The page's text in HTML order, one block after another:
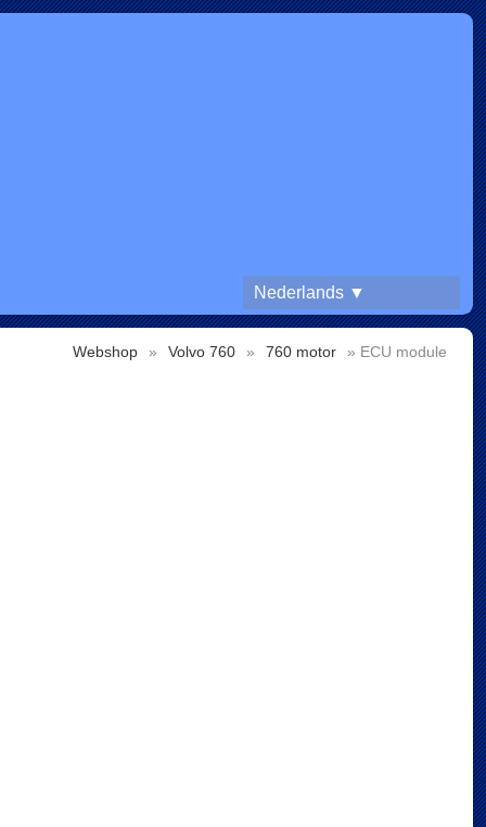
Nederlands ▼
Webshop » Volvo 760 » 760 motor » ECU module